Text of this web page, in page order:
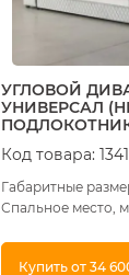
УГЛОВОЙ
УНИВЕРСАЛ
Код товара:
Габаритные
Спальное место,
Купить от 34